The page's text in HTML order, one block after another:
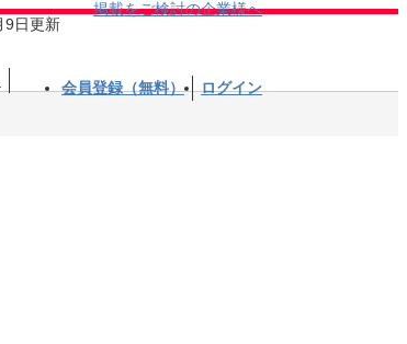
9日更新
掲載をご検討の企業様へ
会員登録（無料） ログイン